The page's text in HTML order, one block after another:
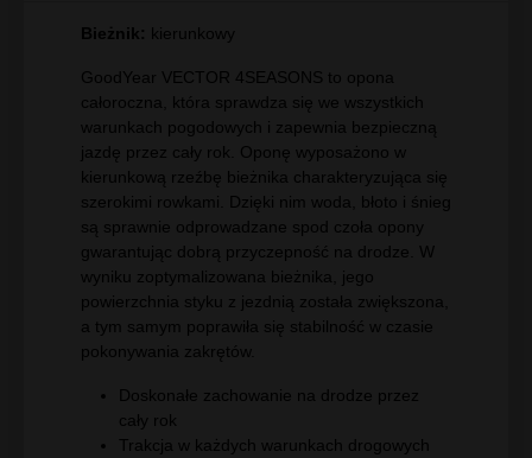
Bieżnik: kierunkowy
GoodYear VECTOR 4SEASONS to opona
całoroczna, która sprawdza się we wszystkich
warunkach pogodowych i zapewnia bezpieczną
jazdę przez cały rok. Oponę wyposażono w
kierunkową rzeźbę bieżnika charakteryzująca się
szerokimi rowkami. Dzięki nim woda, błoto i śnieg
są sprawnie odprowadzane spod czoła opony
gwarantując dobrą przyczepność na drodze. W
wyniku zoptymalizowana bieżnika, jego
powierzchnia styku z jezdnią została zwiększona,
a tym samym poprawiła się stabilność w czasie
pokonywania zakrętów.
Doskonałe zachowanie na drodze przez
cały rok
Trakcja w każdych warunkach drogowych